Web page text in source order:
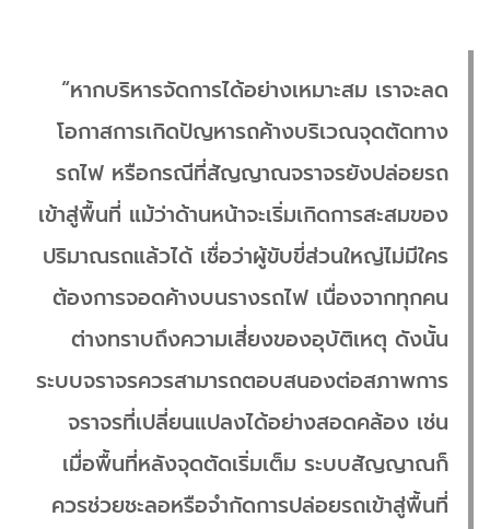
“หากบริหารจัดการได้อย่างเหมาะสม เราจะลด
โอกาสการเกิดปัญหารถค้างบริเวณจุดตัดทาง
รถไฟ หรือกรณีที่สัญญาณจราจรยังปล่อยรถ
เข้าสู่พื้นที่ แม้ว่าด้านหน้าจะเริ่มเกิดการสะสมของ
ปริมาณรถแล้วได้ เชื่อว่าผู้ขับขี่ส่วนใหญ่ไม่มีใคร
ต้องการจอดค้างบนรางรถไฟ เนื่องจากทุกคน
ต่างทราบถึงความเสี่ยงของอุบัติเหตุ ดังนั้น
ระบบจราจรควรสามารถตอบสนองต่อสภาพการ
จราจรที่เปลี่ยนแปลงได้อย่างสอดคล้อง เช่น
เมื่อพื้นที่หลังจุดตัดเริ่มเต็ม ระบบสัญญาณก็
ควรช่วยชะลอหรือจำกัดการปล่อยรถเข้าสู่พื้นที่